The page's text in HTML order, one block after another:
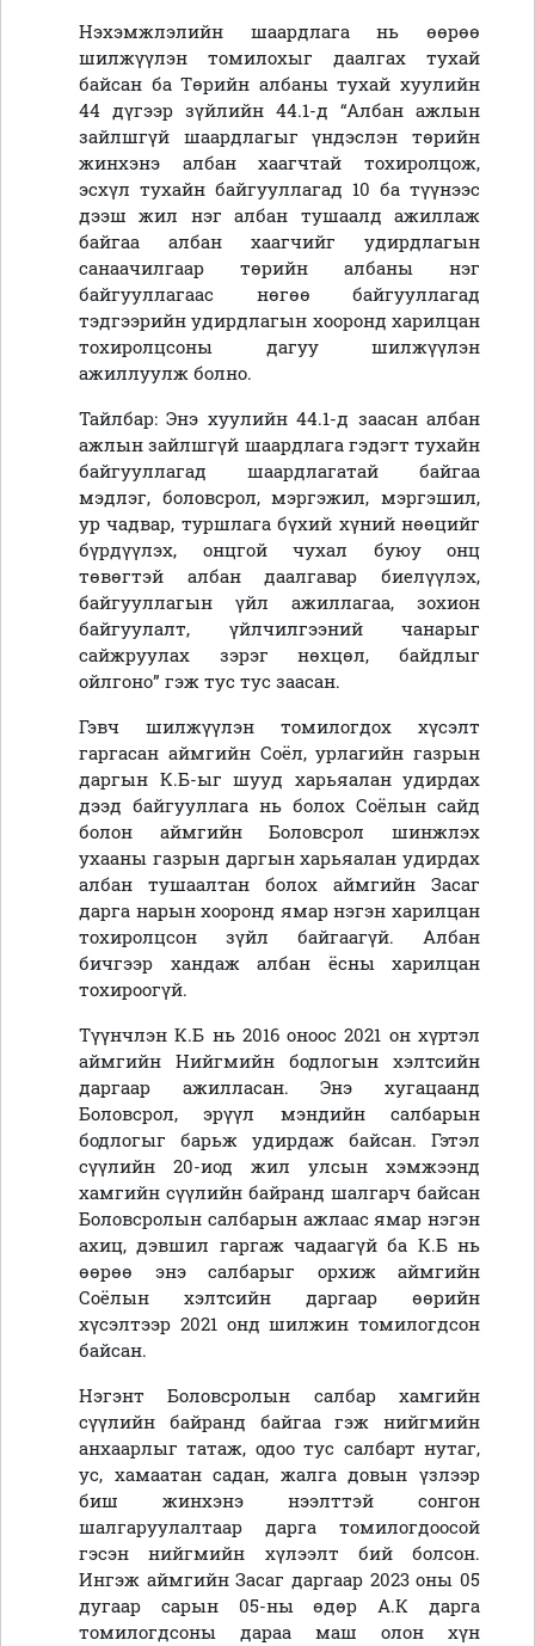
Нэхэмжлэлийн шаардлага нь өөрөө
шилжүүлэн томилохыг даалгах тухай
байсан ба Төрийн албаны тухай хуулийн
44 дүгээр зүйлийн 44.1-д “Албан ажлын
зайлшгүй шаардлагыг үндэслэн төрийн
жинхэнэ албан хаагчтай тохиролцож,
эсхүл тухайн байгууллагад 10 ба түүнээс
дээш жил нэг албан тушаалд ажиллаж
байгаа албан хаагчийг удирдлагын
санаачилгаар төрийн албаны нэг
байгууллагаас нөгөө байгууллагад
тэдгээрийн удирдлагын хооронд харилцан
тохиролцсоны дагуу шилжүүлэн
ажиллуулж болно.
Тайлбар: Энэ хуулийн 44.1-д заасан албан
ажлын зайлшгүй шаардлага гэдэгт тухайн
байгууллагад шаардлагатай байгаа
мэдлэг, боловсрол, мэргэжил, мэргэшил,
ур чадвар, туршлага бүхий хүний нөөцийг
бүрдүүлэх, онцгой чухал буюу онц
төвөгтэй албан даалгавар биелүүлэх,
байгууллагын үйл ажиллагаа, зохион
байгуулалт, үйлчилгээний чанарыг
сайжруулах зэрэг нөхцөл, байдлыг
ойлгоно” гэж тус тус заасан.
Гэвч шилжүүлэн томилогдох хүсэлт
гаргасан аймгийн Соёл, урлагийн газрын
даргын К.Б-ыг шууд харьяалан удирдах
дээд байгууллага нь болох Соёлын сайд
болон аймгийн Боловсрол шинжлэх
ухааны газрын даргын харьяалан удирдах
албан тушаалтан болох аймгийн Засаг
дарга нарын хооронд ямар нэгэн харилцан
тохиролцсон зүйл байгаагүй. Албан
бичгээр хандаж албан ёсны харилцан
тохироогүй.
Түүнчлэн К.Б нь 2016 оноос 2021 он хүртэл
аймгийн Нийгмийн бодлогын хэлтсийн
даргаар ажилласан. Энэ хугацаанд
Боловсрол, эрүүл мэндийн салбарын
бодлогыг барьж удирдаж байсан. Гэтэл
сүүлийн 20-иод жил улсын хэмжээнд
хамгийн сүүлийн байранд шалгарч байсан
Боловсролын салбарын ажлаас ямар нэгэн
ахиц, дэвшил гаргаж чадаагүй ба К.Б нь
өөрөө энэ салбарыг орхиж аймгийн
Соёлын хэлтсийн даргаар өөрийн
хүсэлтээр 2021 онд шилжин томилогдсон
байсан.
Нэгэнт Боловсролын салбар хамгийн
сүүлийн байранд байгаа гэж нийгмийн
анхаарлыг татаж, одоо тус салбарт нутаг,
ус, хамаатан садан, жалга довын үзлээр
биш жинхэнэ нээлттэй сонгон
шалгаруулалтаар дарга томилогдоосой
гэсэн нийгмийн хүлээлт бий болсон.
Ингэж аймгийн Засаг даргаар 2023 оны 05
дугаар сарын 05-ны өдөр А.К дарга
томилогдсоны дараа маш олон хүн